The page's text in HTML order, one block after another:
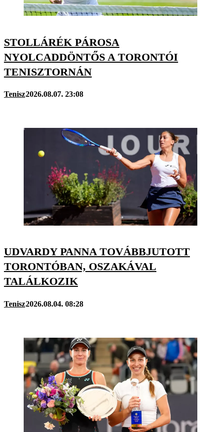
STOLLÁRÉK PÁROSA
NYOLCADDÖNTŐS A TORONTÓI
TENISZTORNÁN
Tenisz2026.08.07. 23:08
UDVARDY PANNA TOVÁBBJUTOTT
TORONTÓBAN, OSZAKÁVAL
TALÁLKOZIK
Tenisz2026.08.04. 08:28